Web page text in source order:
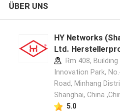
ÜBER UNS
HY Networks
Ltd.
Rm 408,
Innovation Park,
Road, Minhang
Shanghai, China
5.0